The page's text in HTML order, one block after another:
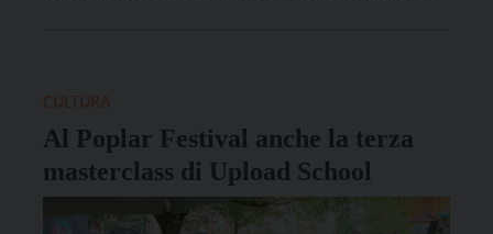
Al Poplar Festival anche la terza
masterclass di Upload School